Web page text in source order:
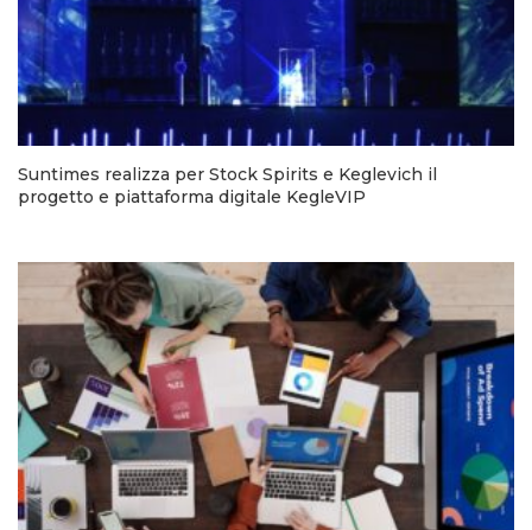
Suntimes realizza per Stock Spirits e Keglevich il
progetto e piattaforma digitale KegleVIP